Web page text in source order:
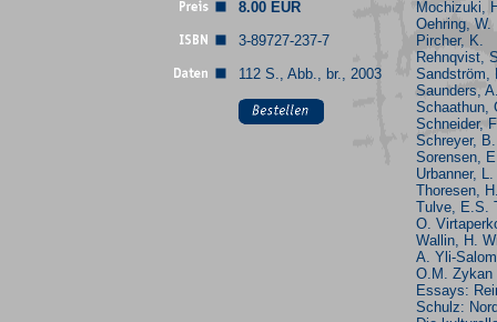
8.00 EUR
3-89727-237-7
112 S., Abb., br., 2003
Mochizuki,
Oehring, W.
Pircher, K.
Rehnqvist,
Sandström,
Saunders,
Schaathun,
Schneider,
Schreyer, B.
Sorensen,
Urbanner, L.
Thoresen,
Tulve, E.S.
O.
Wallin, H.
A. Yli-
O.M. Zykan
Essays:
Schulz: